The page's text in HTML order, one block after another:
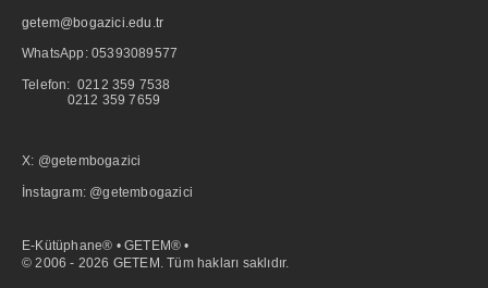
getem@bogazici.edu.tr
WhatsApp: 05393089577
Telefon: 0212 359 7538
0212 359 7659
X: @getembogazici
İnstagram: @getembogazici
E-Kütüphane® • GETEM® •
© 2006 - 2026 GETEM. Tüm hakları saklıdır.